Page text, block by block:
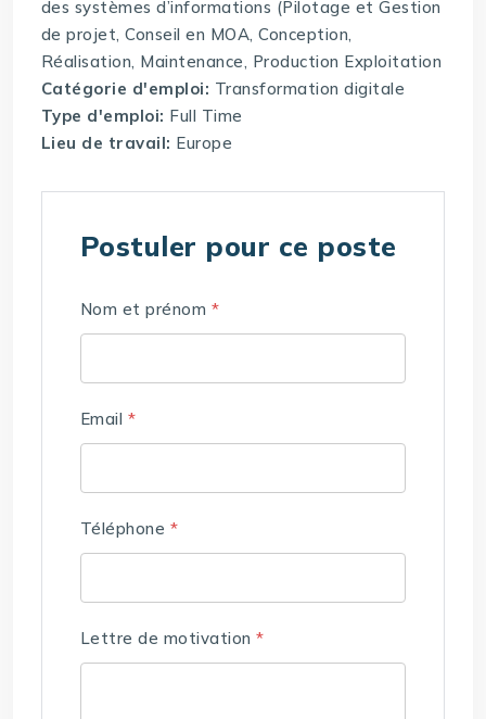
des systèmes d’informations (Pilotage et Gestion
de projet, Conseil en MOA, Conception,
Réalisation, Maintenance, Production Exploitation
Catégorie d'emploi: Transformation digitale
Type d'emploi: Full Time
Lieu de travail: Europe
Postuler pour ce poste
Nom et prénom *
Email *
Téléphone *
Lettre de motivation*